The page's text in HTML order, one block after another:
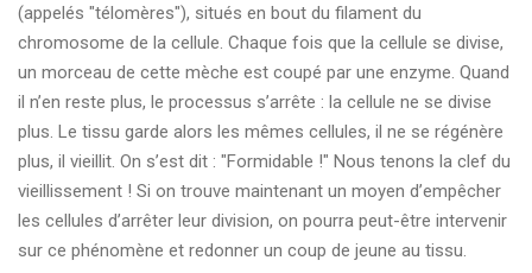
(appelés "télomères"), situés en bout du filament du
chromosome de la cellule. Chaque fois que la cellule se divise,
un morceau de cette mèche est coupé par une enzyme. Quand
il n’en reste plus, le processus s’arrête : la cellule ne se divise
plus. Le tissu garde alors les mêmes cellules, il ne se régénère
plus, il vieillit. On s’est dit : "Formidable !" Nous tenons la clef du
vieillissement ! Si on trouve maintenant un moyen d’empêcher
les cellules d’arrêter leur division, on pourra peut-être intervenir
sur ce phénomène et redonner un coup de jeune au tissu.